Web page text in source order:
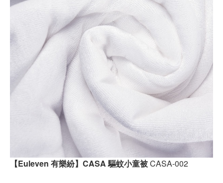
【Euleven 有樂紛】CASA 驅蚊小童被CASA-002